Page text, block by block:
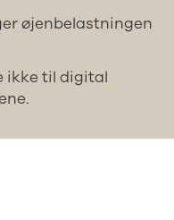
øjenbelastningen
ikke til digital